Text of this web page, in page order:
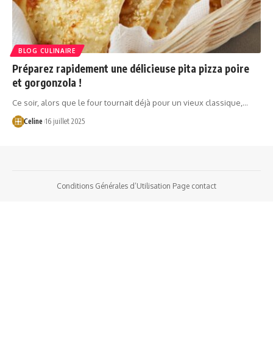
BLOG CULINAIRE
Préparez rapidement une délicieuse pita pizza poire
et gorgonzola !
Ce soir, alors que le four tournait déjà pour un vieux classique,…
Celine 16 juillet 2025
Conditions Générales d’Utilisation Page contact